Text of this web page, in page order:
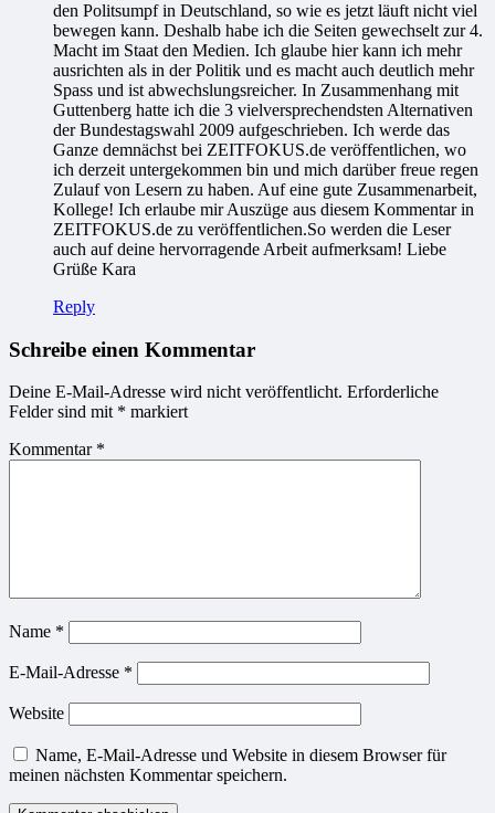
den Politsumpf in Deutschland, so wie es jetzt läuft nicht viel
bewegen kann. Deshalb habe ich die Seiten gewechselt zur 4.
Macht im Staat den Medien. Ich glaube hier kann ich mehr
ausrichten als in der Politik und es macht auch deutlich mehr
Spass und ist abwechslungsreicher. In Zusammenhang mit
Guttenberg hatte ich die 3 vielversprechendsten Alternativen
der Bundestagswahl 2009 aufgeschrieben. Ich werde das
Ganze demnächst bei ZEITFOKUS.de veröffentlichen, wo
ich derzeit untergekommen bin und mich darüber freue regen
Zulauf von Lesern zu haben. Auf eine gute Zusammenarbeit,
Kollege! Ich erlaube mir Auszüge aus diesem Kommentar in
ZEITFOKUS.de zu veröffentlichen.So werden die Leser
auch auf deine hervorragende Arbeit aufmerksam! Liebe
Grüße Kara
Reply
Schreibe einen Kommentar
Deine E-Mail-Adresse wird nicht veröffentlicht. Erforderliche
Felder sind mit * markiert
Kommentar *
Name *
E-Mail-Adresse *
Website
Name, E-Mail-Adresse und Website in diesem Browser für
meinen nächsten Kommentar speichern.